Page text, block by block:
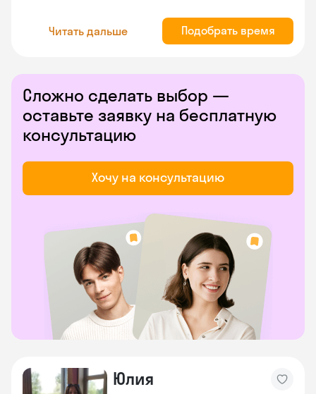
Читать дальше Подобрать время
Сложно сделать выбор —
оставьте заявку на бесплатную
консультацию
Хочу на консультацию
Юлия